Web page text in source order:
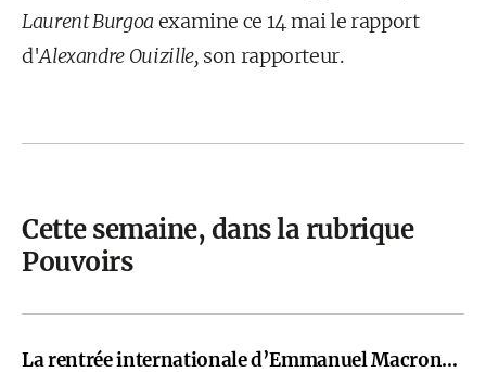
Laurent Burgoaexamine ce 14 mai le rapport
d'Alexandre Ouizille, son rapporteur.
Cette semaine, dans la rubrique
Pouvoirs
La rentrée internationale d’Emmanuel Macron…